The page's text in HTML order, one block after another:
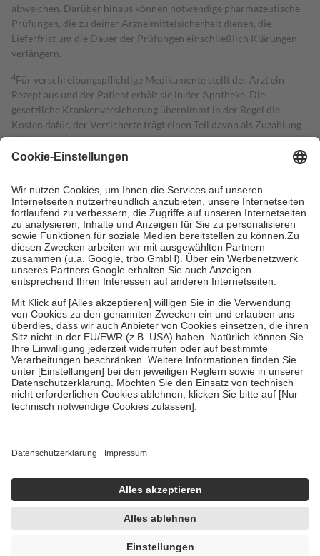
abweichen. Darüber hinaus können notwendige pharmazeutische
Prüfungen, die zu deiner Arzneimittelsicherheit dienen, die
Lieferfrist um die Dauer der Prüfungen einschließlich Klärungen
verlängern.
4Für verschreibungspflichtige Medikamente stellt der Arzt ein
Rezept aus und der Patient erhält sie in der Apotheke. Die
gesetzliche Krankenversicherung übernimmt in der Regel die
Kosten dafür, der Versicherte trägt einen Teil davon als Zuzahlung
mit.
Grundsätzlich leisten Mitglieder Zuzahlungen in Höhe von zehn
höchstens zehn Euro.
Es sind jedoch nie mehr als die tatsächlichen
Kosten der Leistung zu entrichten.
Diese Regeln gelten grundsätzlich auch für Online-Apotheken.
Bei Heilmitteln und häuslicher Krankenpflege beträgt die
Zuzahlung zehn Prozent der Kosten sowie zehn Euro je
Verordnung.
Um das Engagement der Versicherten für ihre eigene Gesundheit zu
stärken und die besondere Stellung der Familie zu unterstützen,
fallenkeine Zuzahlungenan bei:
• Kindern und Jugendlichen bis zum vollendeten 18. Lebensjahr
mit Ausnahme der Fahrkosten
• Untersuchungen zur Vorsorge und Früherkennung, die von der
GKV getragen werden
• empfohlenen Schutzimpfungen
• Harn- und Blutteststreifen
getroffen, um sicherzustellen, dass es sich um echte Bewertungen
https://help.etrusted.com/hc/de/articles/4419944605341
Einige Bilder und Inhalte wurden unter Zuhilfenahme künstlicher